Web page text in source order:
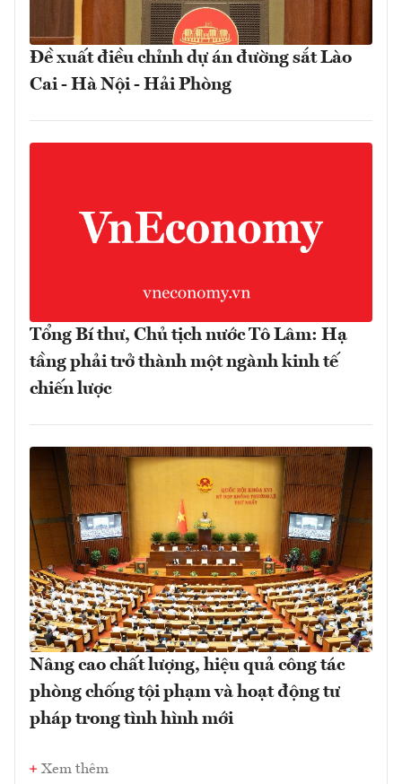
Đề xuất điều chỉnh dự án đường sắt Lào
Cai - Hà Nội - Hải Phòng
Tổng Bí thư, Chủ tịch nước Tô Lâm: Hạ
tầng phải trở thành một ngành kinh tế
chiến lược
Nâng cao chất lượng, hiệu quả công tác
phòng chống tội phạm và hoạt động tư
pháp trong tình hình mới
Xem thêm